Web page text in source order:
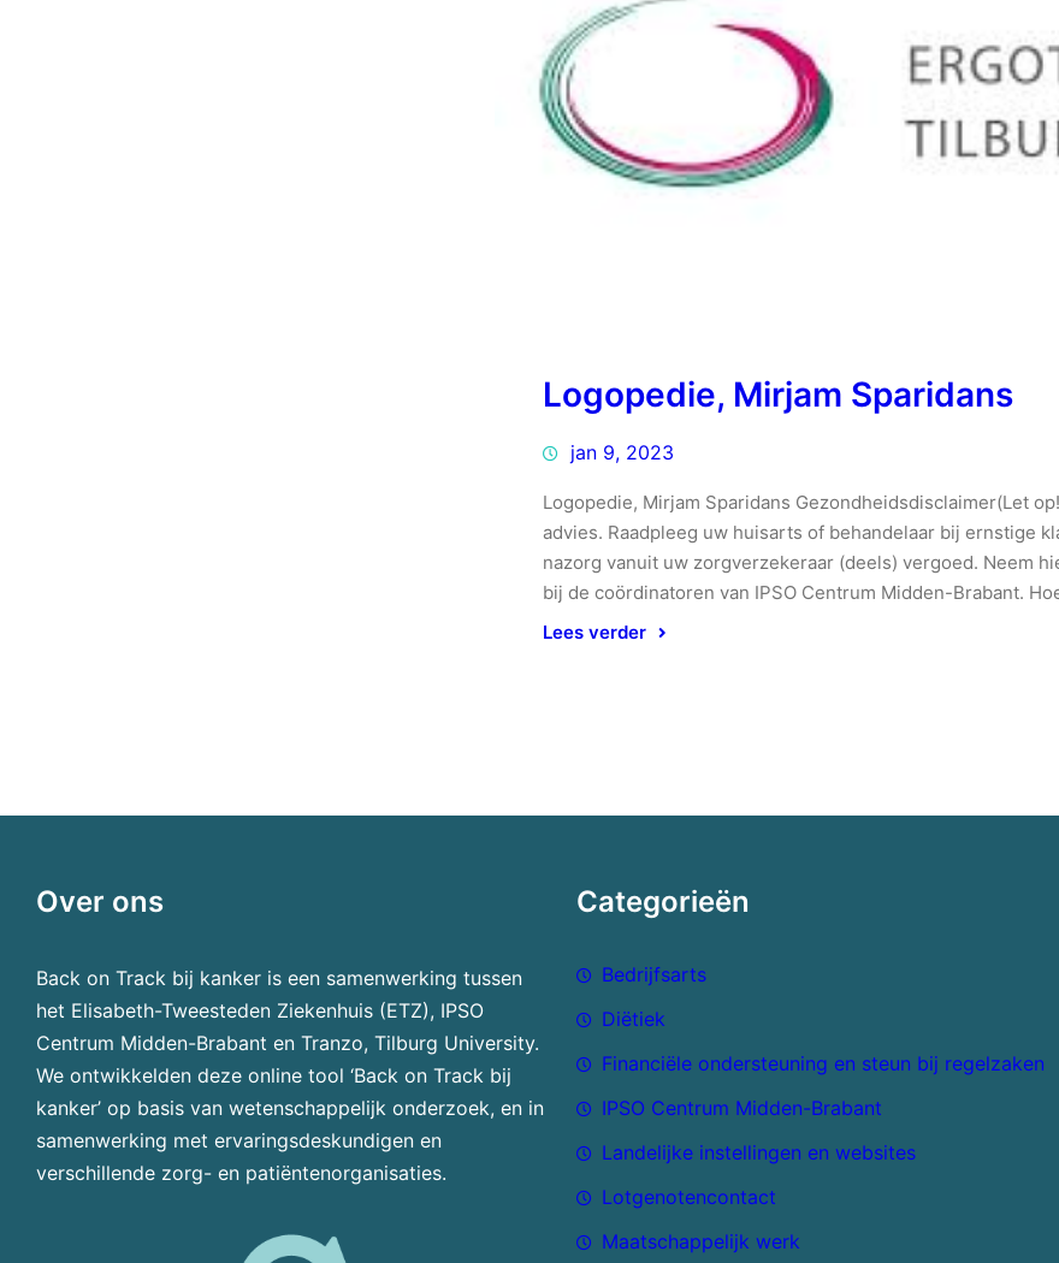
Logopedie, Mirjam Sparidans
jan 9, 2023
Logopedie, Mirjam Sparidans Gezondheidsdisclaimer(Let
advies. Raadpleeg uw huisarts of behandelaar bij ernstige
nazorg vanuit uw zorgverzekeraar (deels) vergoed. Neem
bij de coördinatoren van IPSO Centrum Midden-Brabant.
Lees verder
Over ons
Back on Track bij kanker is een samenwerking tussen
het Elisabeth-Tweesteden Ziekenhuis (ETZ), IPSO
Centrum Midden-Brabant en Tranzo, Tilburg University.
We ontwikkelden deze online tool ‘Back on Track bij
kanker’ op basis van wetenschappelijk onderzoek, en in
samenwerking met ervaringsdeskundigen en
verschillende zorg- en patiëntenorganisaties.
Categorieën
Bedrijfsarts
Diëtiek
Financiële ondersteuning en steun bij regelzaken
IPSO Centrum Midden-Brabant
Landelijke instellingen en websites
Lotgenotencontact
Maatschappelijk werk